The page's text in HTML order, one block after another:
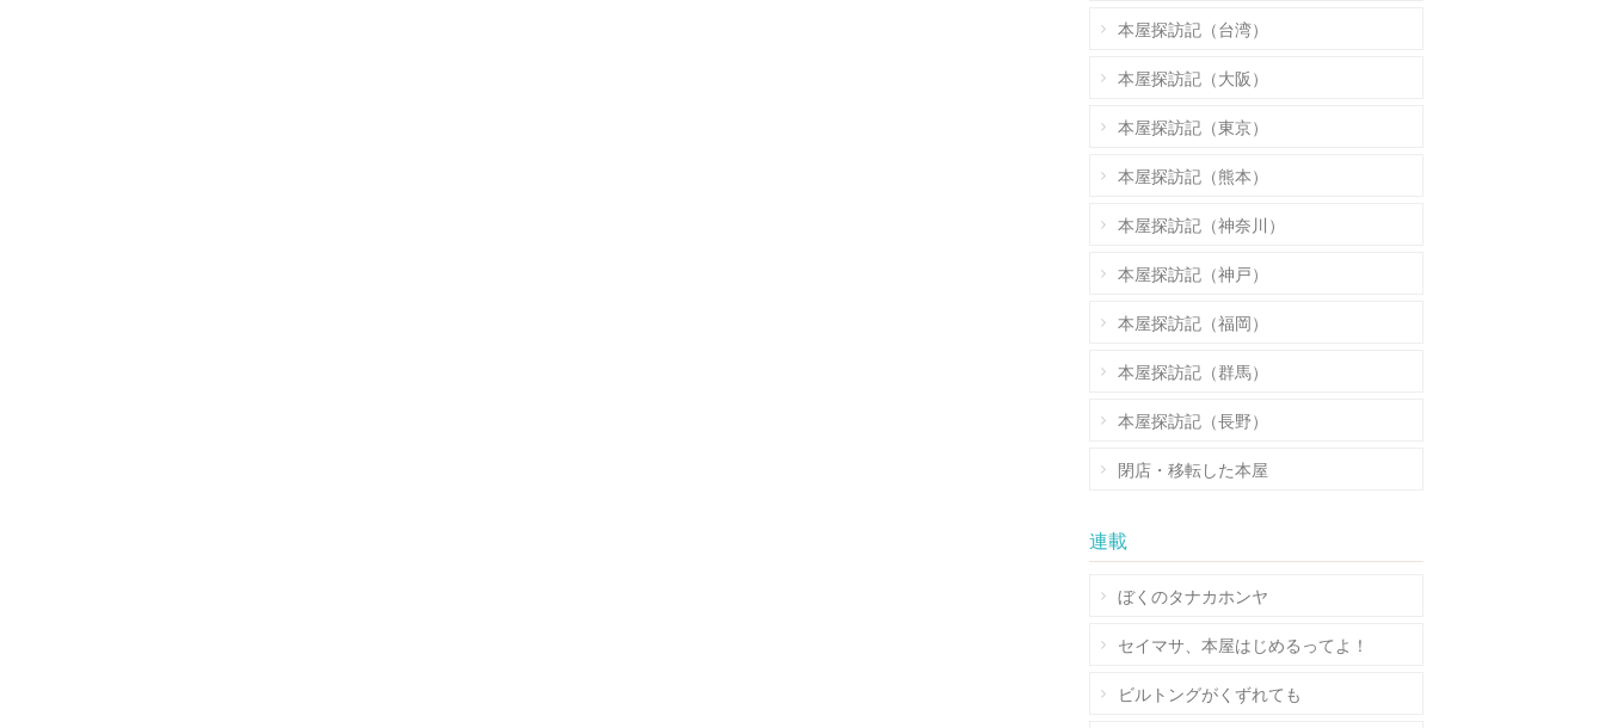
本屋探訪記（台湾）
本屋探訪記（大阪）
本屋探訪記（東京）
本屋探訪記（熊本）
本屋探訪記（神奈川）
本屋探訪記（神戸）
本屋探訪記（福岡）
本屋探訪記（群馬）
本屋探訪記（長野）
閉店・移転した本屋
連載
ぼくのタナカホンヤ
セイマサ、本屋はじめるってよ！
ビルトングがくずれても